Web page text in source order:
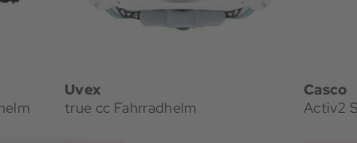
Uvex
true cc Fahrradhelm
Casco
Activ2